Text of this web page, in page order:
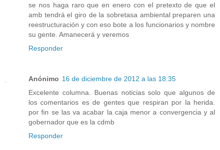
se nos haga raro que en enero con el pretexto de que el
amb tendrá el giro de la sobretasa ambiental preparen una
reestructuración y con eso bote a los funcionarios y nombre
su gente. Amanecerá y veremos
Responder
Anónimo 16 de diciembre de 2012 a las 18:35
Excelente columna. Buenas noticias solo que algunos de
los comentarios es de gentes que respiran por la herida.
por fin se las va acabar la caja menor a convergencia y al
gobernador que es la cdmb
Responder